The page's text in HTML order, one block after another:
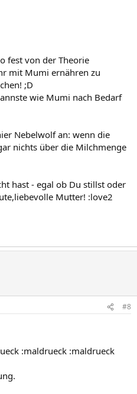
fest von der Theorie
mit Mumi ernähren zu
;D
wie Mumi nach Bedarf
Nebelwolf an: wenn die
nichts über die Milchmenge
hast - egal ob Du stillst oder
Mutter! :love2
#8
:maldrueck :maldrueck